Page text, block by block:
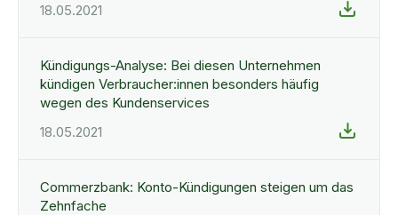
18.05.2021
Kündigungs-Analyse: Bei diesen Unternehmen
kündigen Verbraucher:innen besonders häufig
wegen des Kundenservices
18.05.2021
Commerzbank: Konto-Kündigungen steigen um das
Zehnfache